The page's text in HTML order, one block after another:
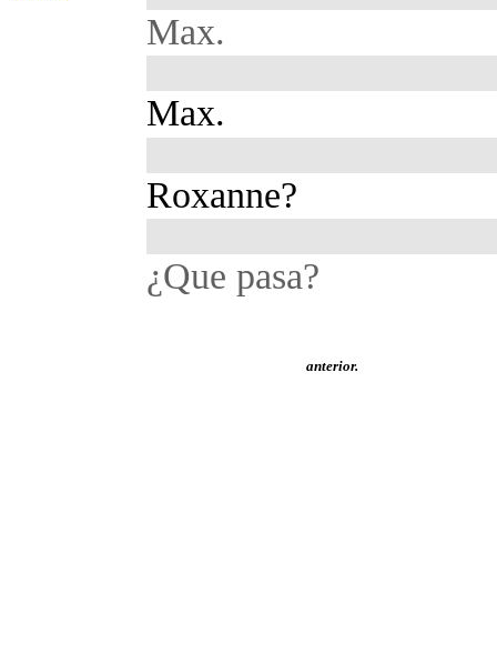
Max.
Max.
Roxanne?
¿Que pasa?
anterior.